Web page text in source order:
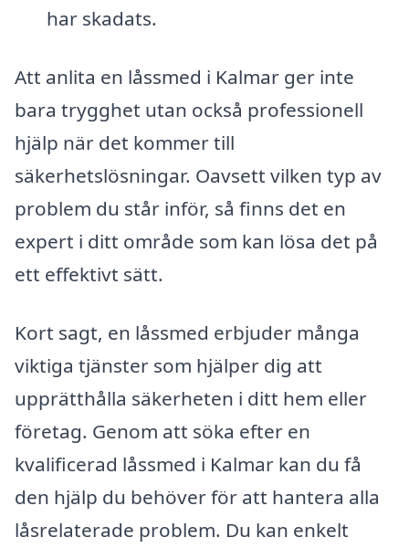
har skadats.
Att anlita en låssmed i Kalmar ger inte
bara trygghet utan också professionell
hjälp när det kommer till
säkerhetslösningar. Oavsett vilken typ av
problem du står inför, så finns det en
expert i ditt område som kan lösa det på
ett effektivt sätt.
Kort sagt, en låssmed erbjuder många
viktiga tjänster som hjälper dig att
upprätthålla säkerheten i ditt hem eller
företag. Genom att söka efter en
kvalificerad låssmed i Kalmar kan du få
den hjälp du behöver för att hantera alla
låsrelaterade problem. Du kan enkelt